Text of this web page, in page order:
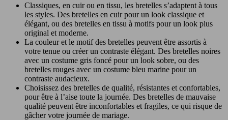
Classiques, en cuir ou en tissu, les bretelles s’adaptent à tous
les styles. Des bretelles en cuir pour un look classique et
élégant, ou des bretelles en tissu à motifs pour un look plus
original et moderne.
La couleur et le motif des bretelles peuvent être assortis à
votre tenue ou créer un contraste élégant. Des bretelles noires
avec un costume gris foncé pour un look sobre, ou des
bretelles rouges avec un costume bleu marine pour un
contraste audacieux.
Choisissez des bretelles de qualité, résistantes et confortables,
pour être à l’aise toute la journée. Des bretelles de mauvaise
qualité peuvent être inconfortables et fragiles, ce qui risque de
gâcher votre journée de mariage.